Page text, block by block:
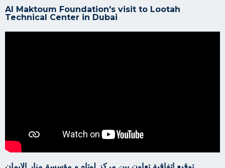
Al Maktoum Foundation's visit to Lootah
Technical Center in Dubai